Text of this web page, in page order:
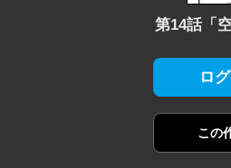
第14話「
ロ
この